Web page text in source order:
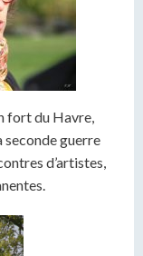
fort du Havre,
guerre
d’artistes,